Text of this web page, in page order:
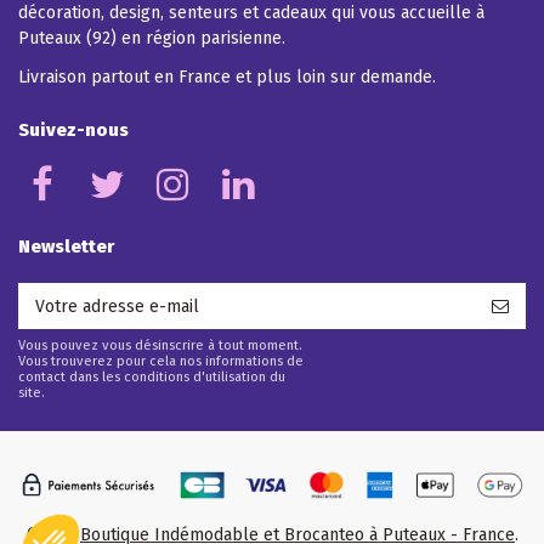
décoration, design, senteurs et cadeaux qui vous accueille à
Puteaux (92) en région parisienne.
Livraison partout en France et plus loin sur demande.
Suivez-nous
Newsletter
Vous pouvez vous désinscrire à tout moment.
Vous trouverez pour cela nos informations de
contact dans les conditions d'utilisation du
site.
©2025Boutique Indémodable et Brocanteo à Puteaux - France.